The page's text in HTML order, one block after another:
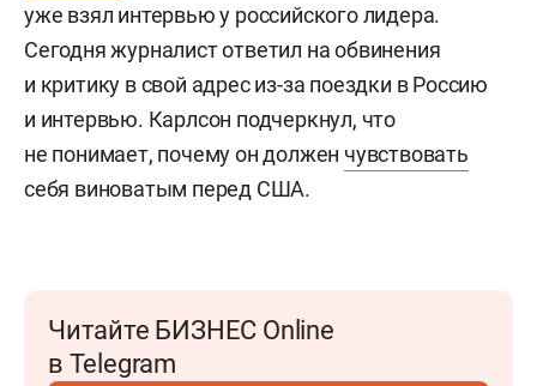
уже взял интервью у российского лидера.
Сегодня журналист ответил на обвинения
и критику в свой адрес из-за поездки в Россию
и интервью. Карлсон подчеркнул, что
не понимает, почему он должен чувствовать
себя виноватым перед США.
Читайте БИЗНЕС Online
в Telegram